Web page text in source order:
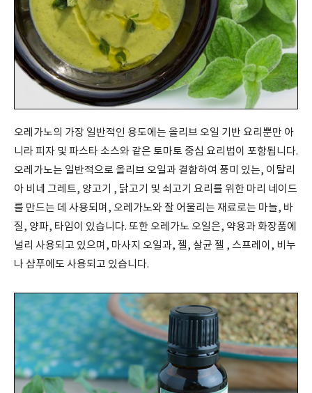
오레가노의 가장 일반적인 용도에는 올리브 오일 기반 요리뿐만 아
니라 피자 및 파스타 소스와 같은 토마토 중심 요리법이 포함됩니다.
오레가노는 일반적으로 올리브 오일과 결합하여 풍미 있는, 이탈리
아 비네 그레트, 양고기 , 닭고기 및 쇠고기 요리를 위한 마리 네이드
를 만드는 데 사용되며 , 오레가노와 잘 어울리는 재료로는 마늘, 바
질, 양파, 타임이 있습니다. 또한 오레가노 오일은, 약용과 화장품에
널리 사용되고 있으며 , 마사지 오일과, 젤, 살균 젤 , 스프레이 , 비누
나 샴푸에도 사용되고 있습니다.